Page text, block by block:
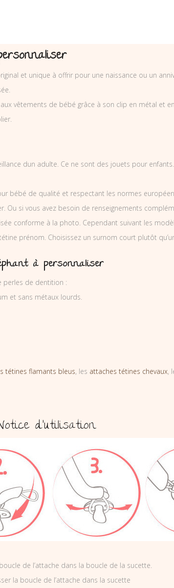
et unique à offrir pour une naissance ou un
vêtements de bébé grâce à son clip en métal et
dun adulte. Ce ne sont des jouets pour
bébé de qualité et respectant les normes
Ou si vous avez besoin de renseignements
conforme à la photo. Cependant suivant les
prénom. Choisissez un surnom court plutôt
à personnaliser
perles de dentition :
et sans métaux lourds.
tétines flamants bleus, les attaches tétines chevaux,
d’utilisation
de l’attache dans la boucle de la sucette.
la boucle de l’attache dans la sucette